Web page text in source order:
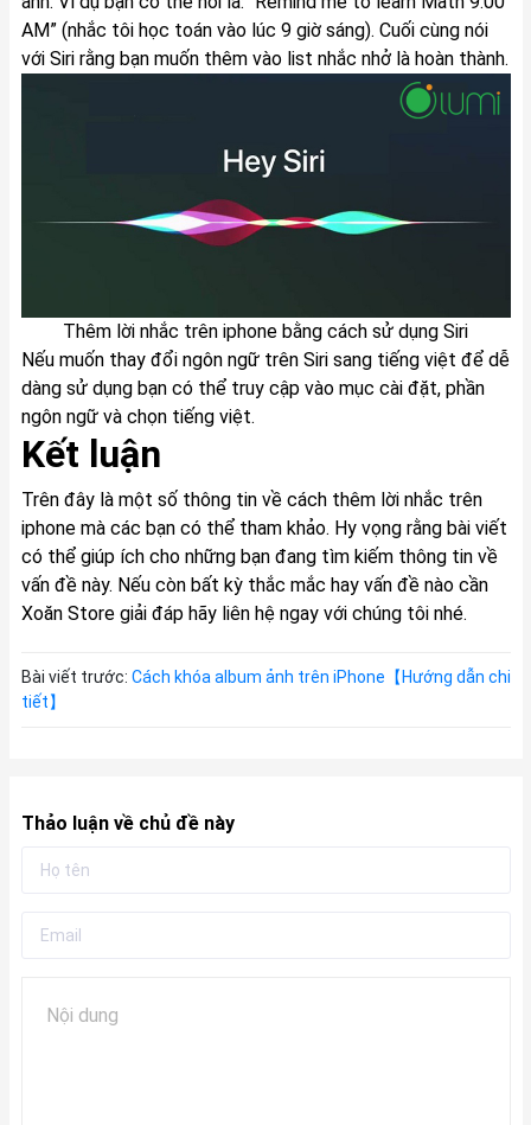
AM” (nhắc tôi học toán vào lúc 9 giờ sáng). Cuối cùng nói
với Siri rằng bạn muốn thêm vào list nhắc nhở là hoàn thành.
Thêm lời nhắc trên iphone bằng cách sử dụng Siri
Nếu muốn thay đổi ngôn ngữ trên Siri sang tiếng việt để dễ
dàng sử dụng bạn có thể truy cập vào mục cài đặt, phần
ngôn ngữ và chọn tiếng việt.
Kết luận
Trên đây là một số thông tin về cách thêm lời nhắc trên
iphone mà các bạn có thể tham khảo. Hy vọng rằng bài viết
có thể giúp ích cho những bạn đang tìm kiếm thông tin về
vấn đề này. Nếu còn bất kỳ thắc mắc hay vấn đề nào cần
Xoăn Store giải đáp hãy liên hệ ngay với chúng tôi nhé.
Bài viết trước: Cách khóa album ảnh trên iPhone【Hướng dẫn chi
tiết】
Thảo luận về chủ đề này